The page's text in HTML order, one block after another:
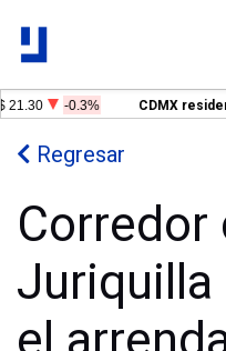
21.30 -0.3% CDMX
Regresar
Juriquilla